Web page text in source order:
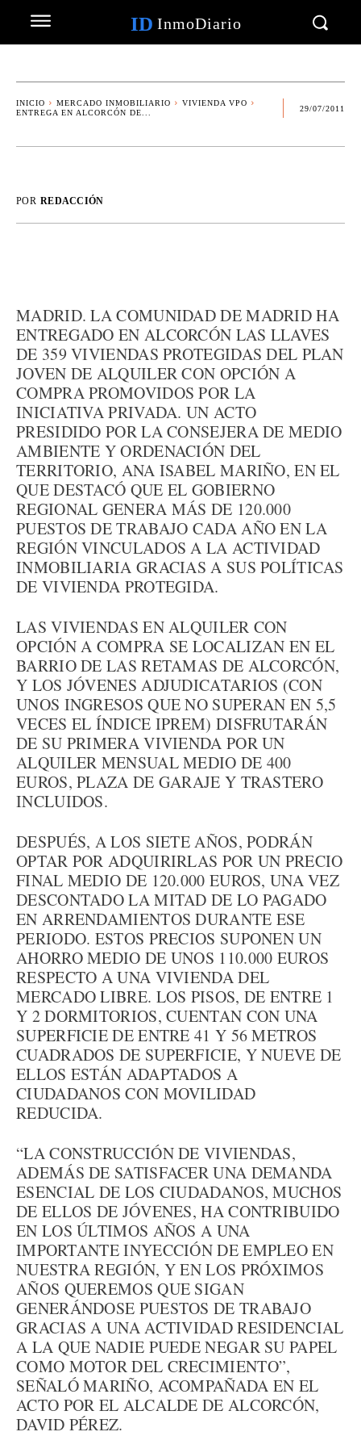
ID InmoDiario
INICIO MERCADO INMOBILIARIO
VIVIENDA VPO
ENTREGA EN ALCORCÓN DE...
29/07/2011
POR REDACCIÓN
MADRID. LA COMUNIDAD DE MADRID HA
ENTREGADO EN ALCORCÓN LAS LLAVES
DE 359 VIVIENDAS PROTEGIDAS DEL PLAN
JOVEN DE ALQUILER CON OPCIÓN A
COMPRA PROMOVIDOS POR LA
INICIATIVA PRIVADA. UN ACTO
PRESIDIDO POR LA CONSEJERA DE MEDIO
AMBIENTE Y ORDENACIÓN DEL
TERRITORIO, ANA ISABEL MARIÑO, EN EL
QUE DESTACÓ QUE EL GOBIERNO
REGIONAL GENERA MÁS DE 120.000
PUESTOS DE TRABAJO CADA AÑO EN LA
REGIÓN VINCULADOS A LA ACTIVIDAD
INMOBILIARIA GRACIAS A SUS POLÍTICAS
DE VIVIENDA PROTEGIDA.
LAS VIVIENDAS EN ALQUILER CON
OPCIÓN A COMPRA SE LOCALIZAN EN EL
BARRIO DE LAS RETAMAS DE ALCORCÓN,
Y LOS JÓVENES ADJUDICATARIOS (CON
UNOS INGRESOS QUE NO SUPERAN EN 5,5
VECES EL ÍNDICE IPREM) DISFRUTARÁN
DE SU PRIMERA VIVIENDA POR UN
ALQUILER MENSUAL MEDIO DE 400
EUROS, PLAZA DE GARAJE Y TRASTERO
INCLUIDOS.
DESPUÉS, A LOS SIETE AÑOS, PODRÁN
OPTAR POR ADQUIRIRLAS POR UN PRECIO
FINAL MEDIO DE 120.000 EUROS, UNA VEZ
DESCONTADO LA MITAD DE LO PAGADO
EN ARRENDAMIENTOS DURANTE ESE
PERIODO. ESTOS PRECIOS SUPONEN UN
AHORRO MEDIO DE UNOS 110.000 EUROS
RESPECTO A UNA VIVIENDA DEL
MERCADO LIBRE. LOS PISOS, DE ENTRE 1
Y 2 DORMITORIOS, CUENTAN CON UNA
SUPERFICIE DE ENTRE 41 Y 56 METROS
CUADRADOS DE SUPERFICIE, Y NUEVE DE
ELLOS ESTÁN ADAPTADOS A
CIUDADANOS CON MOVILIDAD
REDUCIDA.
“LA CONSTRUCCIÓN DE VIVIENDAS,
ADEMÁS DE SATISFACER UNA DEMANDA
ESENCIAL DE LOS CIUDADANOS, MUCHOS
DE ELLOS DE JÓVENES, HA CONTRIBUIDO
EN LOS ÚLTIMOS AÑOS A UNA
IMPORTANTE INYECCIÓN DE EMPLEO EN
NUESTRA REGIÓN, Y EN LOS PRÓXIMOS
AÑOS QUEREMOS QUE SIGAN
GENERÁNDOSE PUESTOS DE TRABAJO
GRACIAS A UNA ACTIVIDAD RESIDENCIAL
A LA QUE NADIE PUEDE NEGAR SU PAPEL
COMO MOTOR DEL CRECIMIENTO”,
SEÑALÓ MARIÑO, ACOMPAÑADA EN EL
ACTO POR EL ALCALDE DE ALCORCÓN,
DAVID PÉREZ.